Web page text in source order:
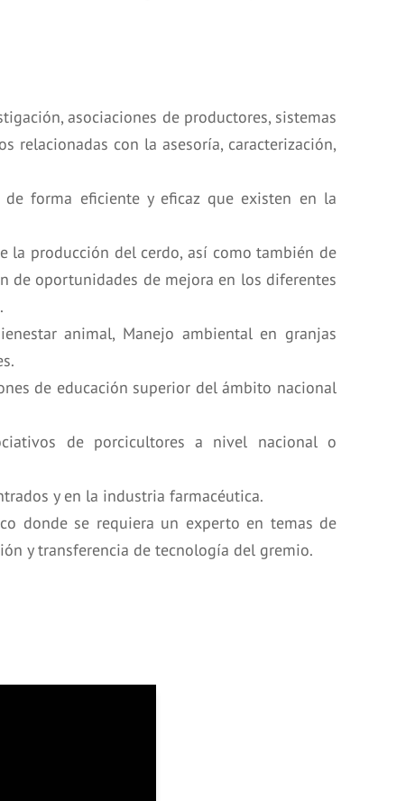
asociaciones de productores, sistemas
relacionadas con la asesoría, caracterización,
de forma eficiente y eficaz que existen en la
la producción del cerdo, así como también de
de oportunidades de mejora en los diferentes
animal, Manejo ambiental en granjas
de educación superior del ámbito nacional
de porcicultores a nivel nacional o
y en la industria farmacéutica.
donde se requiera un experto en temas de
y transferencia de tecnología del gremio.